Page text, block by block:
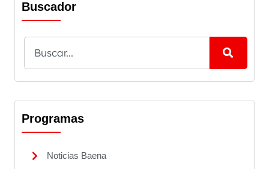
Buscador
Programas
Noticias Baena